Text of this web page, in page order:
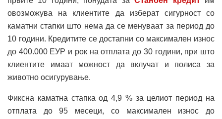
овозможува на клиентите да изберат сигурност со
каматни стапки што нема да се менуваат за период до
10 години. Кредитите се достапни со максимален износ
до 400.000 ЕУР и рок на отплата до 30 години, при што
клиентите имаат можност да вклучат и полиса за
животно осигурување.
Фиксна каматна стапка од 4,9 % за целиот период на
отплата до 95 месеци, со максимален износ до